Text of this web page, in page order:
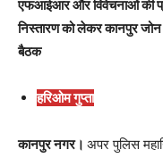
एफआईआर और विवेचनाओं की
निस्तारण को लेकर कानपुर जोन
बैठक
हरिओम गुप्ता
कानपुर नगर। अपर पुलिस